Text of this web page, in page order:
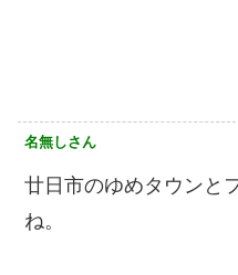
名無しさん
廿日市のゆめタウンと
ね。